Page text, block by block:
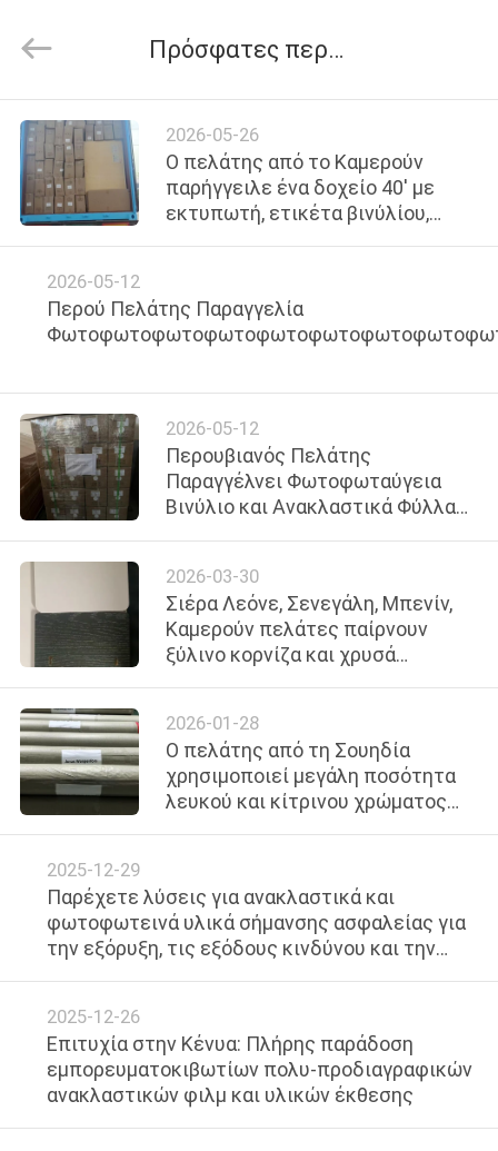
ΣΠΊΤΙ
ΠΡΟΪΌΝΤΑ
ΕΜΆΣ
ΕΠΙΣΚΕΨΉ
ΕΡΓΟΣΤΑΣΊΟΥ
ΈΛΕΓΧΟΣ
ΠΟΙΌΤΗΤΑΣ
ΕΠΙΚΟΙΝΩΝΉΣΤΕ
ΜΑΖΊ
ΜΑΣ
ΖΗΤΉΣΤΕ
ΜΙΑ
ΠΡΟΣΦΟΡΆ
SITEMAP
PRIVACY
POLICY
Material
Rights
Πρόσφατες περιπτώσεις
2026-05-26
Ο πελάτης από το Καμερούν
παρήγγειλε ένα δοχείο 40' με
εκτυπωτή, ετικέτα βινύλίου,
2026-05-12
Περού Πελάτης Παραγγελία
2026-05-12
Περουβιανός Πελάτης
Παραγγέλνει Φωτοφωταύγεια
Βινύλιο και Ανακλαστικά Φύλλα
2026-03-30
Σιέρα Λεόνε, Σενεγάλη, Μπενίν,
Καμερούν πελάτες παίρνουν
ξύλινο κορνίζα και χρυσά
2026-01-28
Ο πελάτης από τη Σουηδία
χρησιμοποιεί μεγάλη ποσότητα
λευκού και κίτρινου χρώματος
2025-12-29
Παρέχετε λύσεις για ανακλαστικά και
φωτοφωτεινά υλικά σήμανσης ασφαλείας για
την εξόρυξη, τις εξόδους κινδύνου και την
2025-12-26
Επιτυχία στην Κένυα: Πλήρης παράδοση
εμπορευματοκιβωτίων πολυ-προδιαγραφικών
ανακλαστικών φιλμ και υλικών έκθεσης